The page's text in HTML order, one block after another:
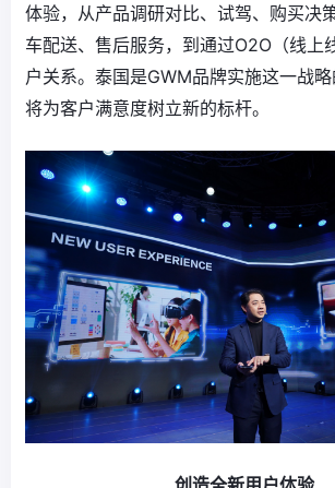
体验，从产品调研对比、试驾、购买决
车配送、售后服务，到通过O2O（线上
户关系。泰国是GWM品牌实施这一战略
将为客户满意度树立新的标杆。